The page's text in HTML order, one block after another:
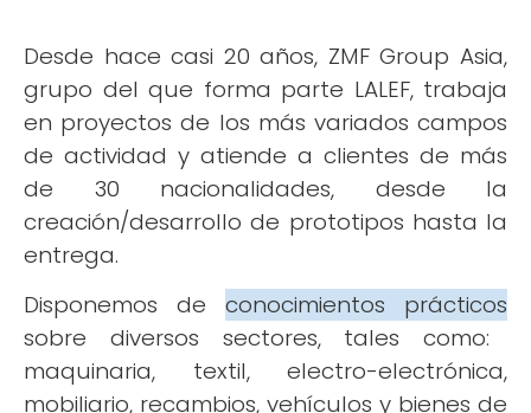
Desde hace casi 20 años, ZMF Group Asia,
grupo del que forma parte LALEF, trabaja
en proyectos de los más variados campos
de actividad y atiende a clientes de más
de 30 nacionalidades, desde la
creación/desarrollo de prototipos hasta la
entrega.
Disponemos de conocimientos prácticos
sobre diversos sectores, tales como:
maquinaria, textil, electro-electrónica,
mobiliario, recambios, vehículos y bienes de